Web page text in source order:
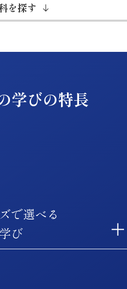
を探す
学びの特長
で選べる
び
に加えて、時代の変化を